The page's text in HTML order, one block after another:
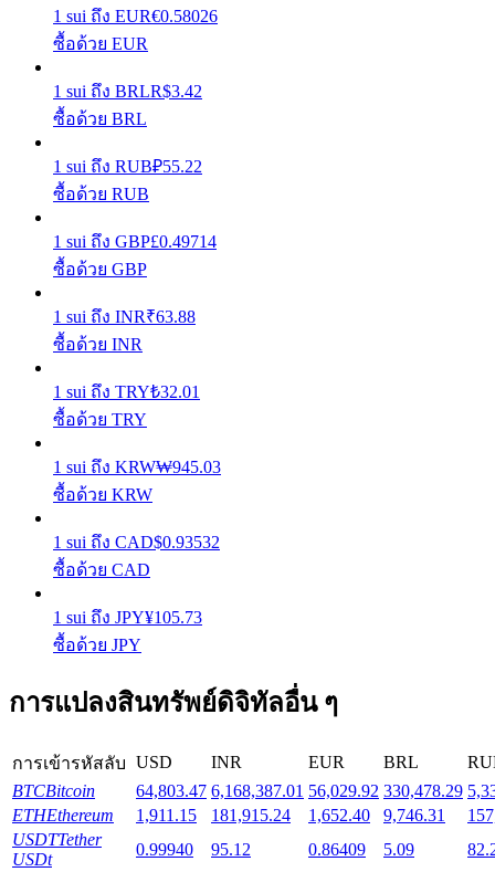
รับรางวัลการแข่งขันทุกวัน
การปักหลัก
ผลตอบแทนสูงและเข้าถึงได้ทันที
Launchpool
การล็อค BTR
1 sui ถึง EUR€0.58026
ซื้อด้วย EUR
1 sui ถึง BRLR$3.42
ซื้อด้วย BRL
1 sui ถึง RUB₽55.22
ซื้อด้วย RUB
1 sui ถึง GBP£0.49714
ซื้อด้วย GBP
1 sui ถึง INR₹63.88
ซื้อด้วย INR
1 sui ถึง TRY₺32.01
ซื้อด้วย TRY
1 sui ถึง KRW₩945.03
ซื้อด้วย KRW
1 sui ถึง CAD$0.93532
ซื้อด้วย CAD
1 sui ถึง JPY¥105.73
ซื้อด้วย JPY
การแปลงสินทรัพย์ดิจิทัลอื่น ๆ
การเข้ารหัสลับ USD INR EUR BRL
BTCBitcoin 64,803.47 6,168,387.01 56,029.92 330,478.29
ETHEthereum 1,911.15 181,915.24 1,652.40 9,746.31
USDTTether
USDt
0.99940 95.12 0.86409 5.09